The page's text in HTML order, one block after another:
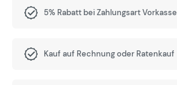
5% Rabatt bei Zahlungsart Vorkasse
Kauf auf Rechnung oder Ratenkauf